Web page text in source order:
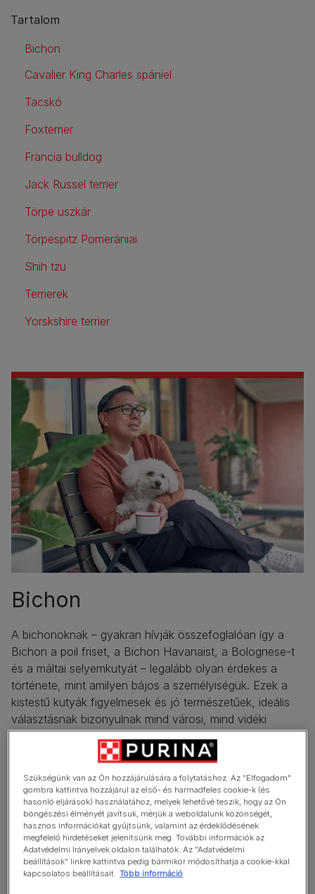
Tartalom
Bichon
Cavalier King Charles spániel
Tacskó
Foxterrier
Francia bulldog
Jack Russel terrier
Törpe uszkár
Törpespitz Pomerániai
Shih tzu
Terrierek
Yorskshire terrier
Bichon
A bichonoknak – gyakran hívják összefoglalóan így a
Bichon a poil friset, a Bichon Havanaist, a Bolognese-t
és a máltai selyemkutyát – legalább olyan érdekes a
története, mint amilyen bájos a személyiségük. Ezek a
kistestű kutyák figyelmesek és jó természetűek, ideális
választásnak bizonyulnak mind városi, mind vidéki
családoknak. Hűséges természetükből és lelkes
személyiségükből fakadóan remek társ válhat belőlük,
aki mókás és imád játszani is. Sokan választják a
bichonokat a gyönyörű, hosszú vagy göndör szőrük
miatt, ami a hófehértől a barnán át egészen feketéig
terjedő skálán mozoghat. A bundáját minden nap ki kell
kefélni.
Szükségünk van az Ön hozzájárulására a folytatáshoz. Az "Elfogadom"
gombra kattintva hozzájárul az első- és harmadfeles cookie-k (és
hasonló eljárások) használatához, melyek lehetővé teszik, hogy az Ön
böngészési élményét javítsuk, mérjük a weboldalunk közönségét,
hasznos információkat gyűjtsünk, valamint az érdeklődésének
megfelelő hirdetéseket jelenítsünk meg. További információk az
Adatvédelmi Irányelvek oldalon találhatók. Az "Adatvédelmi
beállítások" linkre kattintva pedig bármikor módosíthatja a cookie-kkal
kapcsolatos beállításait. Több információ